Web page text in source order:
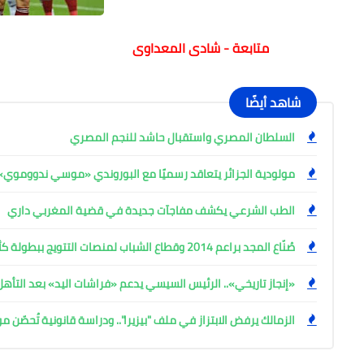
متابعة - شادى المعداوى
شاهد أيضًا
السلطان المصري واستقبال حاشد للنجم المصري
مولودية الجزائر يتعاقد رسميًا مع البوروندي «موسي
الطب الشرعي يكشف مفاجآت جديدة في قضية المغربي داري
صُنّاع المجد براعم 2014 وقطاع الشباب لمنصات التتويج ببطولة كأس المستقبل العربي
«إنجاز تاريخي».. الرئيس السيسي يدعم «فراشات اليد» بعد
الزمالك يرفض الابتزاز في ملف "بيزيرا".. ودراسة قانونية تُحصّن